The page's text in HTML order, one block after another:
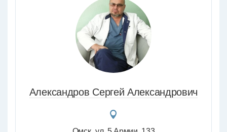
Александров Сергей Александрович